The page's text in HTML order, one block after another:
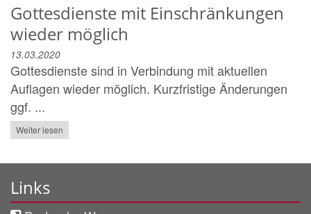
Gottesdienste mit Einschränkungen
wieder möglich
13.03.2020
Gottesdienste sind in Verbindung mit aktuellen
Auflagen wieder möglich. Kurzfristige Änderungen
ggf. ...
Weiter lesen
Links